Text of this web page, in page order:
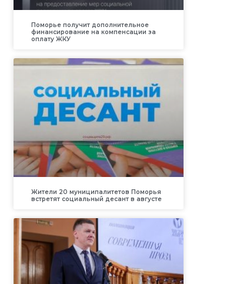
Поморье получит дополнительное
финансирование на компенсации за
оплату ЖКУ
Жители 20 муниципалитетов Поморья
встретят социальный десант в августе